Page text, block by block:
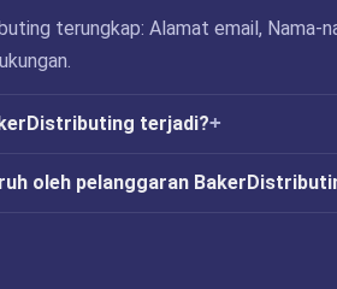
terungkap: Alamat email, Nama-
terjadi?
oleh pelanggaran